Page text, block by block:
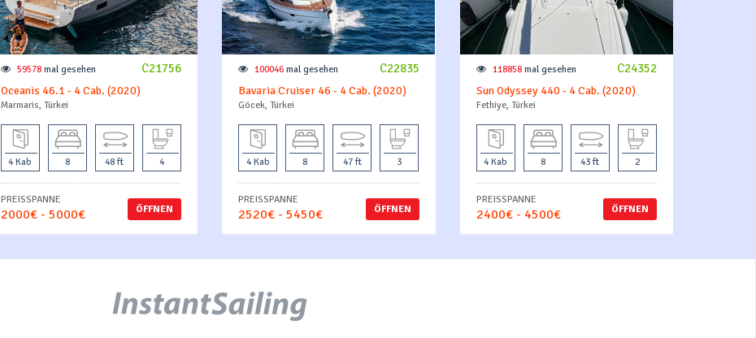
C21756
59578mal gesehen
Oceanis 46.1 - 4 Cab. (2020)
Marmaris, Türkei
4 Kab 8 48 ft 4
ÖFFNEN
PREISSPANNE
2000€ - 5000€
C22835
100046 mal gesehen
Bavaria Cruiser 46 - 4 Cab. (2020)
Göcek, Türkei
4 Kab 8 47 ft 3
ÖFFNEN
PREISSPANNE
2520€ - 5450€
C24352
118858mal gesehen
Sun Odyssey 440 - 4 Cab. (2020)
Fethiye, Türkei
4 Kab 8 43 ft 2
ÖFFNEN
PREISSPANNE
2400€ - 4500€